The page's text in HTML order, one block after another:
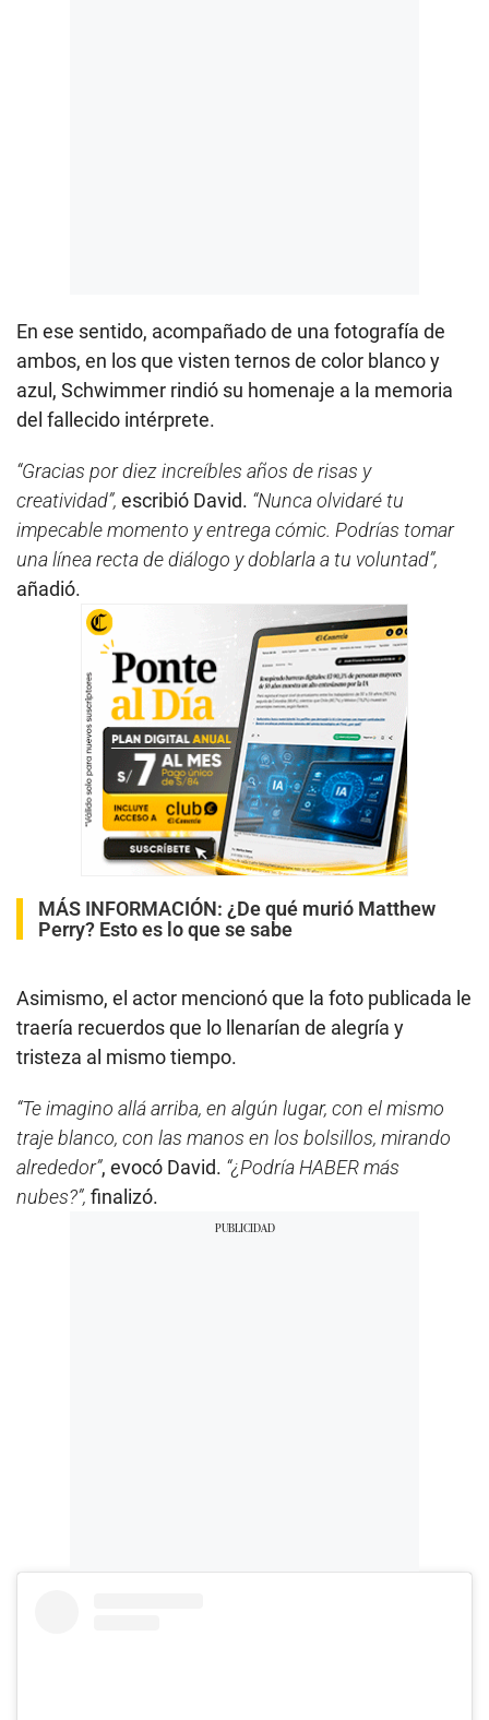
En ese sentido, acompañado de una fotografía de
ambos, en los que visten ternos de color blanco y
azul, Schwimmer rindió su homenaje a la memoria
del fallecido intérprete.
“Gracias por diez increíbles años de risas y
creatividad”, escribió David. “Nunca olvidaré tu
impecable momento y entrega cómic. Podrías tomar
una línea recta de diálogo y doblarla a tu voluntad”,
añadió.
MÁS INFORMACIÓN: ¿De qué murió Matthew
Perry? Esto es lo que se sabe
Asimismo, el actor mencionó que la foto publicada le
traería recuerdos que lo llenarían de alegría y
tristeza al mismo tiempo.
“Te imagino allá arriba, en algún lugar, con el mismo
traje blanco, con las manos en los bolsillos, mirando
alrededor”, evocó David. “¿Podría HABER más
nubes?”, finalizó.